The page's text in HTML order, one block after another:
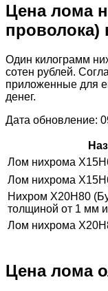
Цена лома
проволока)
Один килограмм
сотен рублей.
приложенные для
денег.
Дата обновление:
Лом нихрома
Лом нихрома
Нихром Х20Н80
толщиной от 1 мм
Лом нихрома
Цена лома